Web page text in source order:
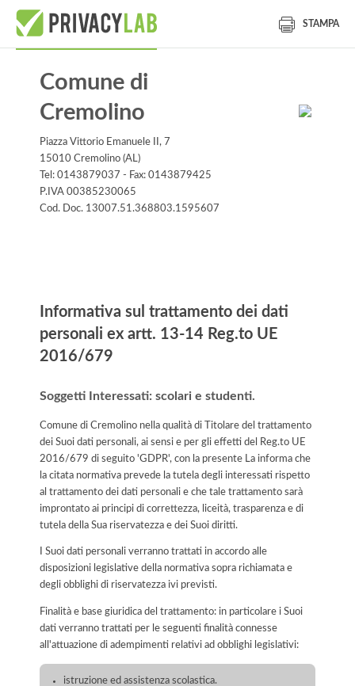
STAMPA
Comune di
Cremolino
Piazza Vittorio Emanuele II, 7
15010 Cremolino (AL)
Tel: 0143879037 - Fax: 0143879425
P.IVA 00385230065
Cod. Doc. 13007.51.368803.1595607
Informativa sul trattamento dei dati
personali ex artt. 13-14 Reg.to UE
2016/679
Soggetti Interessati: scolari e studenti.
Comune di Cremolino nella qualità di Titolare del trattamento
dei Suoi dati personali, ai sensi e per gli effetti del Reg.to UE
2016/679 di seguito 'GDPR', con la presente La informa che
la citata normativa prevede la tutela degli interessati rispetto
al trattamento dei dati personali e che tale trattamento sarà
improntato ai principi di correttezza, liceità, trasparenza e di
tutela della Sua riservatezza e dei Suoi diritti.
I Suoi dati personali verranno trattati in accordo alle
disposizioni legislative della normativa sopra richiamata e
degli obblighi di riservatezza ivi previsti.
Finalità e base giuridica del trattamento: in particolare i Suoi
dati verranno trattati per le seguenti finalità connesse
all'attuazione di adempimenti relativi ad obblighi legislativi:
istruzione ed assistenza scolastica.